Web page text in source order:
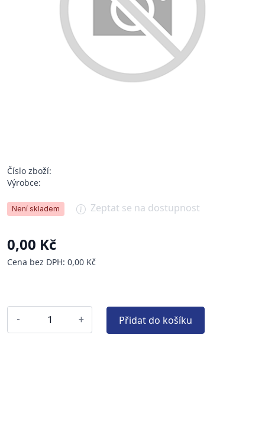
Číslo zboží:
Výrobce:
Není skladem Zeptat se na dostupnost
0,00 Kč
Cena bez DPH: 0,00 Kč
- + Přidat do košíku